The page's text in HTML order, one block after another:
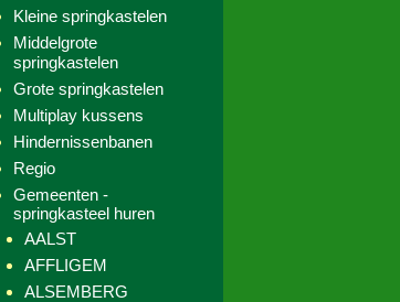
Kleine springkastelen
Middelgrote
springkastelen
Grote springkastelen
Multiplay kussens
Hindernissenbanen
Regio
Gemeenten -
springkasteel huren
AALST
AFFLIGEM
ALSEMBERG